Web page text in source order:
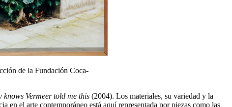
de la Fundación Coca-
knows Vermeer told me this (2004). Los materiales, su variedad y la
en el arte contemporáneo está aquí representada por piezas como las